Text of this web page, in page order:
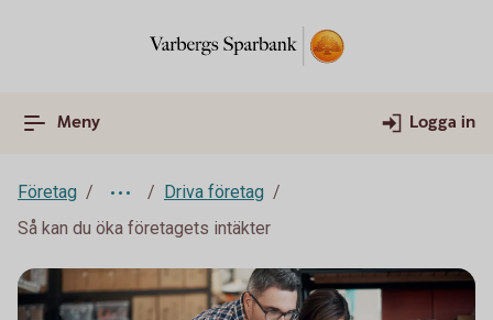
Meny Logga in
Företag
Driva företag
Så kan du öka företagets intäkter